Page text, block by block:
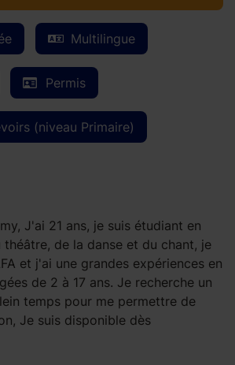
Multilingue
Permis
(niveau Primaire)
J'ai 21 ans, je suis étudiant en
de la danse et du chant, je
et j'ai une grandes expériences en
de 2 à 17 ans. Je recherche un
temps pour me permettre de
Je suis disponible dès